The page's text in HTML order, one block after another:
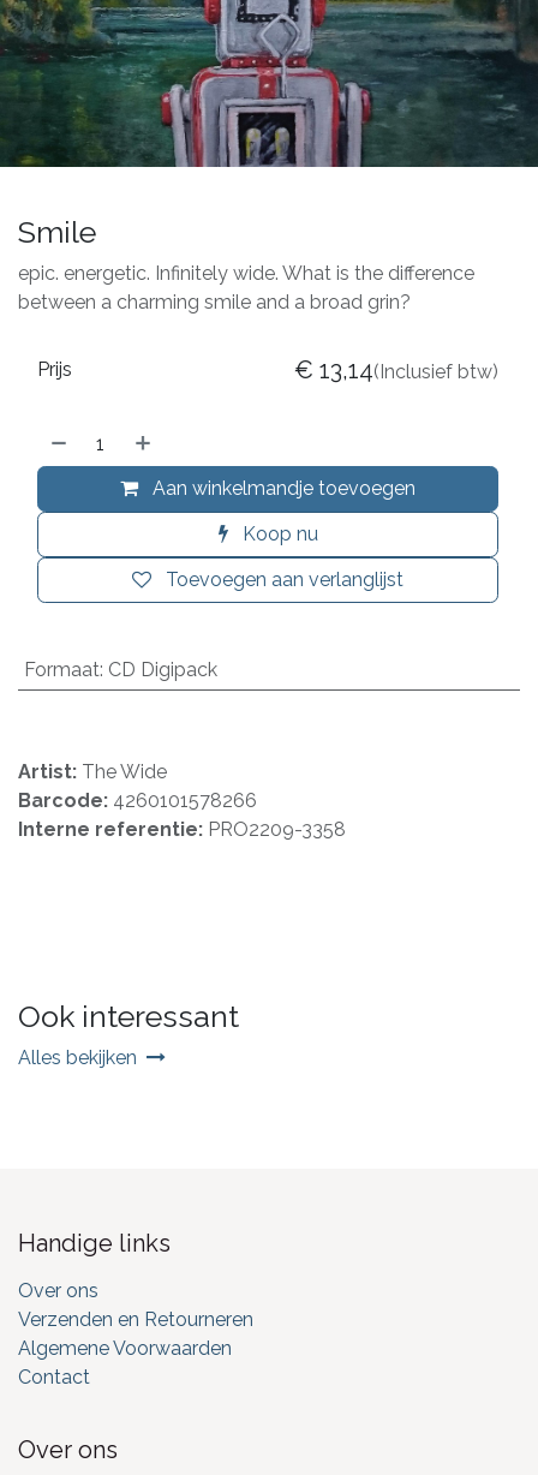
Smile
epic. energetic. Infinitely wide. What is the difference
between a charming smile and a broad grin?
Aan winkelmandje toevoegen
Koop nu
Toevoegen aan verlanglijst
Prijs € 13,14(Inclusief btw)
Formaat: CD Digipack
Artist: The Wide
Barcode: 4260101578266
Interne referentie: PRO2209-3358
Ook interessant
Alles bekijken
Handige links
Over ons
Verzenden en Retourneren
Algemene Voorwaarden
Contact
Over ons